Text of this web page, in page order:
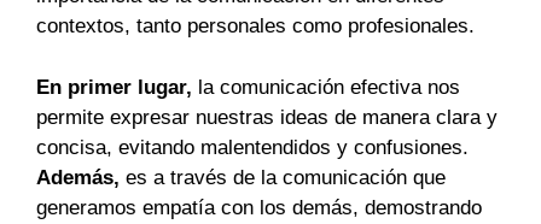
contextos, tanto personales como profesionales.
En primer lugar, la comunicación efectiva nos
permite expresar nuestras ideas de manera clara y
concisa, evitando malentendidos y confusiones.
Además, es a través de la comunicación que
generamos empatía con los demás, demostrando